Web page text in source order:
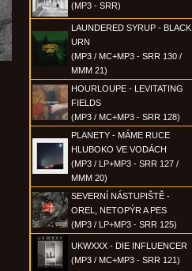
(MP3 - SRR)
LAUNDERED SYRUP - BLACK
URN
(MP3 / MC+MP3 - SRR 130 /
MMM 21)
HOURLOUPE - LEVITATING
FIELDS
(MP3 / MC+MP3 - SRR 128)
PLANETY - MÁME RUCE
HLUBOKO VE VODÁCH
(MP3 / LP+MP3 - SRR 127 /
MMM 20)
SEVERNÍ NÁSTUPIŠTĚ -
OREL, NETOPÝR A PES
(MP3 / LP+MP3 - SRR 125)
UKWXXX - DIE INFLUENCER
(MP3 / MC+MP3 - SRR 121)